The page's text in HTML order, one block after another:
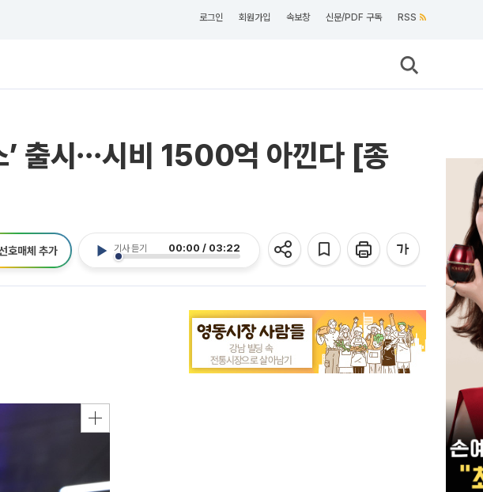
로그인 회원가입 속보창 신문/PDF 구독 RSS
’ 출시⋯시비 1500억 아낀다 [종
기사 듣기 00:00 / 03:22
호매체 추가